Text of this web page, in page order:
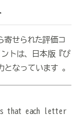
寄せられた評価コ
トは、日本版『ぴ
となっています 。
that each letter